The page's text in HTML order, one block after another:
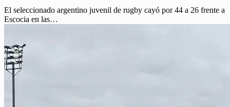
El seleccionado argentino juvenil de rugby cayó por 44 a 26 frente a
Escocia en las…